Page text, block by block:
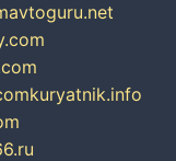
avtoguru.net
kuryatnik.info